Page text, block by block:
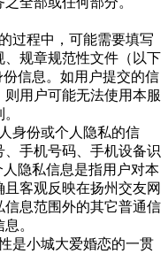
过程中，可能需要填写
规章规范性文件（以下
信息。如用户提交的信
用户可能无法使用本服
身份或个人隐私的信
手机号码、手机设备识
隐私信息是指用户对本
客观反映在扬州交友网
信息范围外的其它普通信
。
是小城大爱婚恋的一贯